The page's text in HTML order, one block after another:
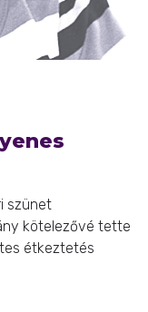
szünet
kötelezővé tette
étkeztetés